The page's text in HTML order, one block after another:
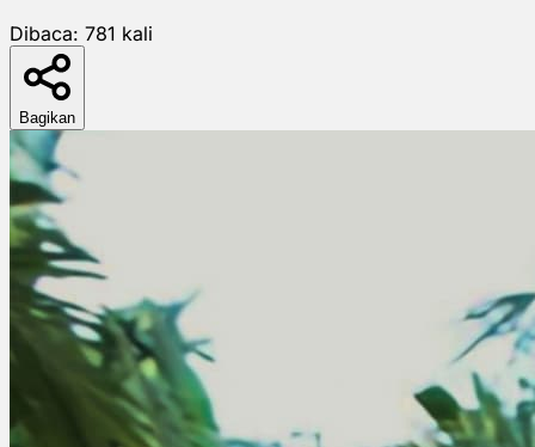
Dibaca: 781 kali
Bagikan